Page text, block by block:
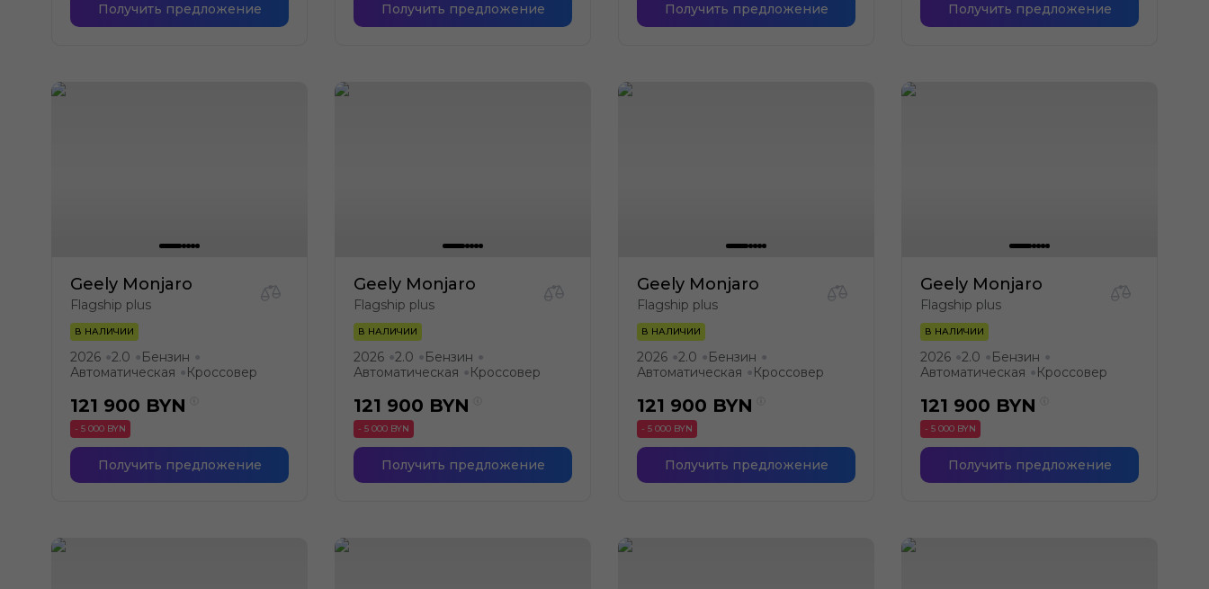
Получить предложение Получить предложение Получить предложение Получить предложение
Geely Monjaro
Flagship plus
В НАЛИЧИИ
2026 ●2.0 ● Бензин ●
Автоматическая ● Кроссовер
121 900 BYN
- 5 000 BYN
Получить предложение
Geely Monjaro
Flagship plus
В НАЛИЧИИ
2026 ●2.0 ● Бензин ●
Автоматическая ● Кроссовер
121 900 BYN
- 5 000 BYN
Получить предложение
Geely Monjaro
Flagship plus
В НАЛИЧИИ
2026 ●2.0 ● Бензин ●
Автоматическая ● Кроссовер
121 900 BYN
- 5 000 BYN
Получить предложение
Geely Monjaro
Flagship plus
В НАЛИЧИИ
2026 ●2.0 ● Бензин ●
Автоматическая ● Кроссовер
121 900 BYN
- 5 000 BYN
Получить предложение